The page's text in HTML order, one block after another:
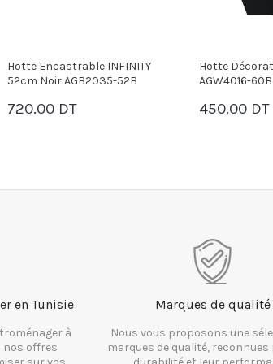
Hotte Décorative INFINITY
AGW4016-60B 60cm - Noir
450.00 DT
PANIER
Hotte
Cm Inox
275.00 DT
PANIER
en Tunisie
à
nos offres
Marques de qualité
Nous vous proposons une
marques de qualité, reconnues